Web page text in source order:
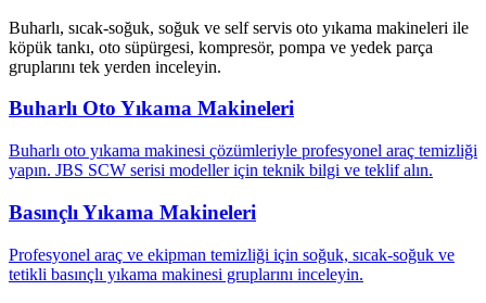
Buharlı, sıcak-soğuk, soğuk ve self servis oto yıkama makineleri ile
köpük tankı, oto süpürgesi, kompresör, pompa ve yedek parça
gruplarını tek yerden inceleyin.
Buharlı Oto Yıkama Makineleri
Buharlı oto yıkama makinesi çözümleriyle profesyonel araç temizliği
yapın. JBS SCW serisi modeller için teknik bilgi ve teklif alın.
Basınçlı Yıkama Makineleri
Profesyonel araç ve ekipman temizliği için soğuk, sıcak-soğuk ve
tetikli basınçlı yıkama makinesi gruplarını inceleyin.